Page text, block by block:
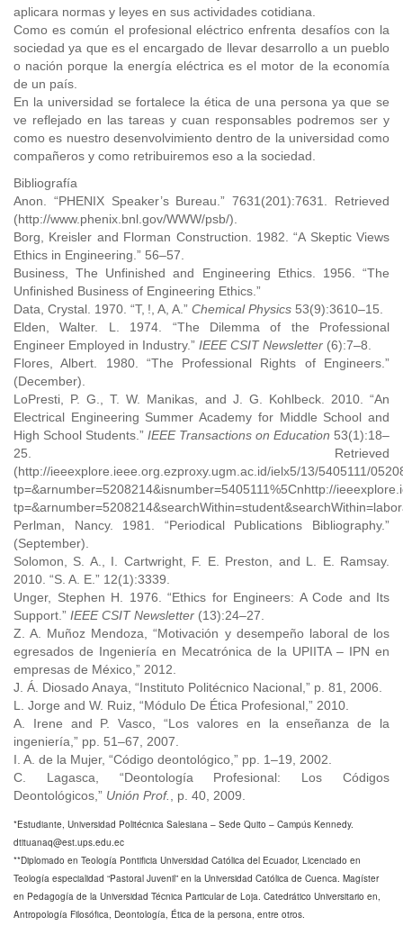
aplicara normas y leyes en sus actividades cotidiana.
Como es común el profesional eléctrico enfrenta desafíos con la
sociedad ya que es el encargado de llevar desarrollo a un pueblo
o nación porque la energía eléctrica es el motor de la economía
de un país.
En la universidad se fortalece la ética de una persona ya que se
ve reflejado en las tareas y cuan responsables podremos ser y
como es nuestro desenvolvimiento dentro de la universidad como
compañeros y como retribuiremos eso a la sociedad.
Bibliografía
Anon. “PHENIX Speaker’s Bureau.” 7631(201):7631. Retrieved
(http://www.phenix.bnl.gov/WWW/psb/).
Borg, Kreisler and Florman Construction. 1982. “A Skeptic Views
Ethics in Engineering.” 56–57.
Business, The Unfinished and Engineering Ethics. 1956. “The
Unfinished Business of Engineering Ethics.”
Data, Crystal. 1970. “T, !, A, A.” Chemical Physics 53(9):3610–15.
Elden, Walter. L. 1974. “The Dilemma of the Professional
Engineer Employed in Industry.” IEEE CSIT Newsletter (6):7–8.
Flores, Albert. 1980. “The Professional Rights of Engineers.”
(December).
LoPresti, P. G., T. W. Manikas, and J. G. Kohlbeck. 2010. “An
Electrical Engineering Summer Academy for Middle School and
High School Students.” IEEE Transactions on Education 53(1):18–
25. Retrieved
(http://ieeexplore.ieee.org.ezproxy.ugm.ac.id/ielx5/13/5405111/
tp=&arnumber=5208214&isnumber=5405111%5Cnhttp://
Perlman, Nancy. 1981. “Periodical Publications Bibliography.”
(September).
Solomon, S. A., I. Cartwright, F. E. Preston, and L. E. Ramsay.
2010. “S. A. E.” 12(1):3339.
Unger, Stephen H. 1976. “Ethics for Engineers: A Code and Its
Support.” IEEE CSIT Newsletter (13):24–27.
Z. A. Muñoz Mendoza, “Motivación y desempeño laboral de los
egresados de Ingeniería en Mecatrónica de la UPIITA – IPN en
empresas de México,” 2012.
J. Á. Diosado Anaya, “Instituto Politécnico Nacional,” p. 81, 2006.
L. Jorge and W. Ruiz, “Módulo De Ética Profesional,” 2010.
A. Irene and P. Vasco, “Los valores en la enseñanza de la
ingeniería,” pp. 51–67, 2007.
I. A. de la Mujer, “Código deontológico,” pp. 1–19, 2002.
C. Lagasca, “Deontología Profesional: Los Códigos
Deontológicos,” Unión Prof. , p. 40, 2009.
*Estudiante, Universidad Politécnica Salesiana – Sede Quito – Campús Kennedy.
dtituanaq@est.ups.edu.ec
**Diplomado en Teología Pontificia Universidad Católica del Ecuador, Licenciado en
Teología especialidad “Pastoral Juvenil” en la Universidad Católica de Cuenca. Magíster
en Pedagogía de la Universidad Técnica Particular de Loja. Catedrático Universitario en,
Antropología Filosófica, Deontología, Ética de la persona, entre otros.